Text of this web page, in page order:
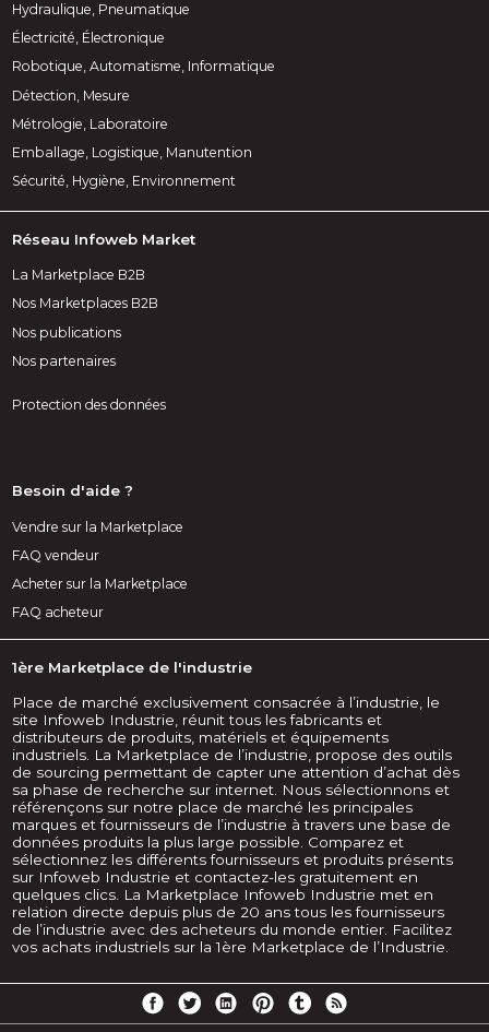
Hydraulique, Pneumatique
Électricité, Électronique
Robotique, Automatisme, Informatique
Détection, Mesure
Métrologie, Laboratoire
Emballage, Logistique, Manutention
Sécurité, Hygiène, Environnement
Réseau Infoweb Market
La Marketplace B2B
Nos Marketplaces B2B
Nos publications
Nos partenaires
Protection des données
Besoin d'aide ?
Vendre sur la Marketplace
FAQ vendeur
Acheter sur la Marketplace
FAQ acheteur
1ère Marketplace de l'industrie
Place de marché exclusivement consacrée à l’industrie, le
site Infoweb Industrie, réunit tous les fabricants et
distributeurs de produits, matériels et équipements
industriels. La Marketplace de l’industrie, propose des outils
de sourcing permettant de capter une attention d’achat dès
sa phase de recherche sur internet. Nous sélectionnons et
référençons sur notre place de marché les principales
marques et fournisseurs de l’industrie à travers une base de
données produits la plus large possible. Comparez et
sélectionnez les différents fournisseurs et produits présents
sur Infoweb Industrie et contactez-les gratuitement en
quelques clics. La Marketplace Infoweb Industrie met en
relation directe depuis plus de 20 ans tous les fournisseurs
de l’industrie avec des acheteurs du monde entier. Facilitez
vos achats industriels sur la 1ère Marketplace de l’Industrie.